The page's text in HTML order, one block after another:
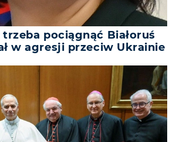
pociągnąć Białoruś
w agresji przeciw Ukrainie